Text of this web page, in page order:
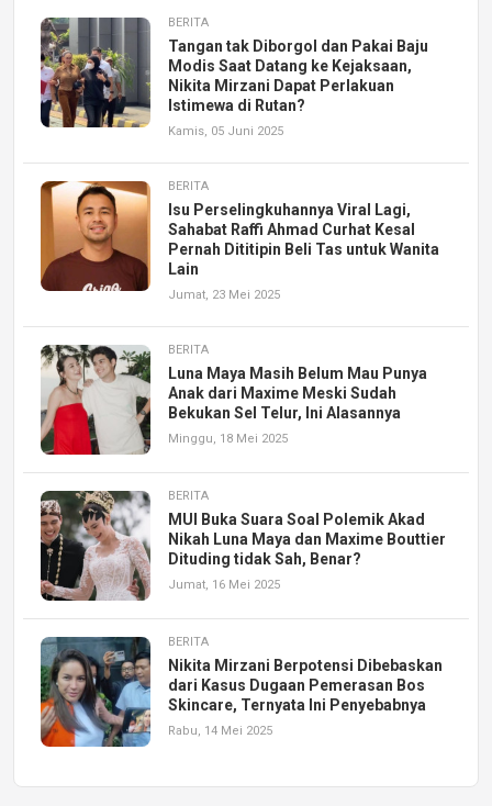
BERITA
Tangan tak Diborgol dan Pakai Baju
Modis Saat Datang ke Kejaksaan,
Nikita Mirzani Dapat Perlakuan
Istimewa di Rutan?
Kamis, 05 Juni 2025
BERITA
Isu Perselingkuhannya Viral Lagi,
Sahabat Raffi Ahmad Curhat Kesal
Pernah Dititipin Beli Tas untuk Wanita
Lain
Jumat, 23 Mei 2025
BERITA
Luna Maya Masih Belum Mau Punya
Anak dari Maxime Meski Sudah
Bekukan Sel Telur, Ini Alasannya
Minggu, 18 Mei 2025
BERITA
MUI Buka Suara Soal Polemik Akad
Nikah Luna Maya dan Maxime Bouttier
Dituding tidak Sah, Benar?
Jumat, 16 Mei 2025
BERITA
Nikita Mirzani Berpotensi Dibebaskan
dari Kasus Dugaan Pemerasan Bos
Skincare, Ternyata Ini Penyebabnya
Rabu, 14 Mei 2025